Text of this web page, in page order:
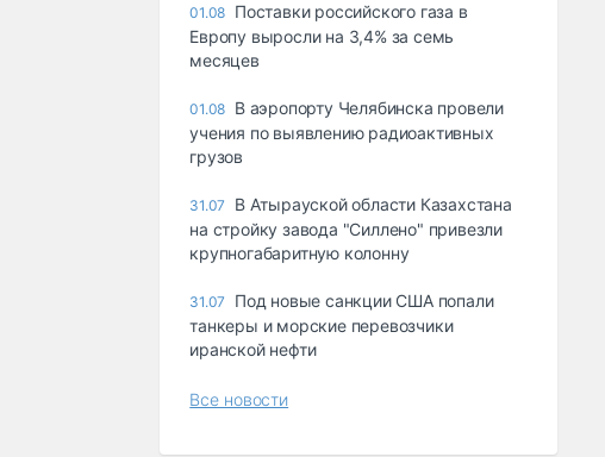
01.08 Поставки российского газа в
Европу выросли на 3,4% за семь
месяцев
01.08 В аэропорту Челябинска провели
учения по выявлению радиоактивных
грузов
31.07
В Атырауской области Казахстана
на стройку завода "Силлено" привезли
крупногабаритную колонну
31.07
Под новые санкции США попали
танкеры и морские перевозчики
иранской нефти
Все новости